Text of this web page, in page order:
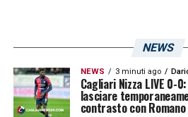
NEWS
NEWS 3 minuti ago
Cagliari Nizza LIVE
lasciare
contrasto con Romano